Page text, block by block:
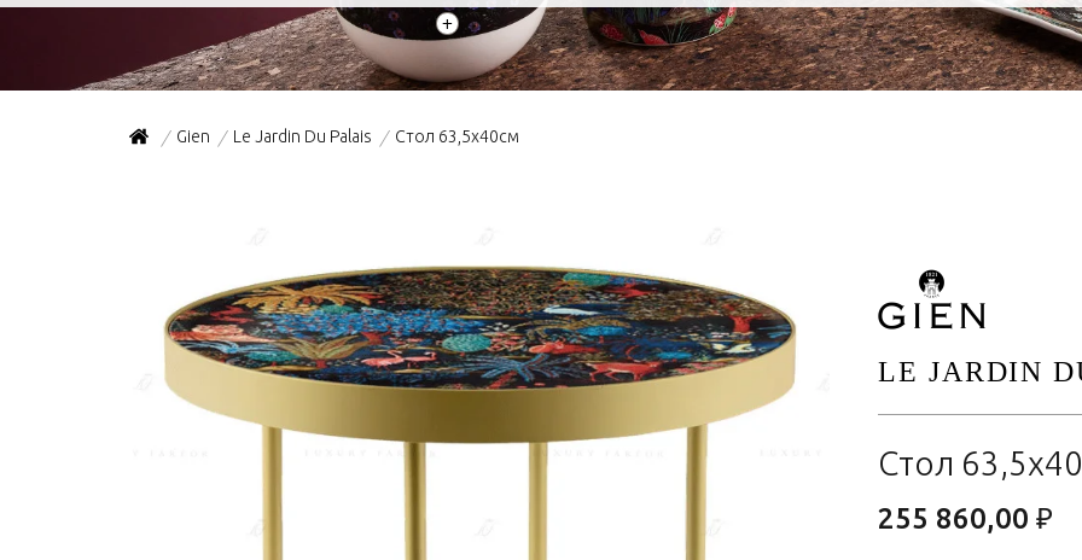
+
/ Gien / Le Jardin Du Palais / Стол 63,5х40см
LE JARDIN
Стол
255 860,00 ₽